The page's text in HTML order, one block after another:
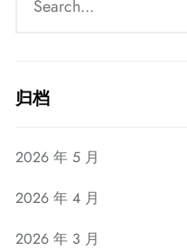
归档
2026 年 5 月
2026 年 4 月
2026 年 3 月